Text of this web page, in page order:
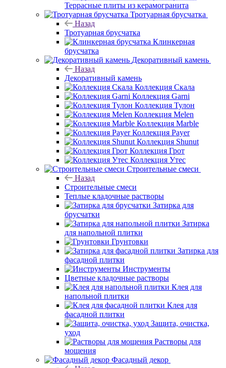
Террасные плиты из керамогранита
Тротуарная брусчатка
Назад
Тротуарная брусчатка
Клинкерная
брусчатка
Декоративный камень
Назад
Декоративный камень
Коллекция Скала
Коллекция Garni
Коллекция Тулон
Коллекция Melen
Коллекция Marble
Коллекция Payer
Коллекция Shunut
Коллекция Грот
Коллекция Утес
Строительные смеси
Назад
Строительные смеси
Теплые кладочные растворы
Затирка для
брусчатки
Затирка
для напольной плитки
Грунтовки
Затирка для
фасадной плитки
Инструменты
Цветные кладочные растворы
Клея для
напольной плитки
Клея для
фасадной плитки
Защита, очистка,
уход
Растворы для
мощения
Фасадный декор